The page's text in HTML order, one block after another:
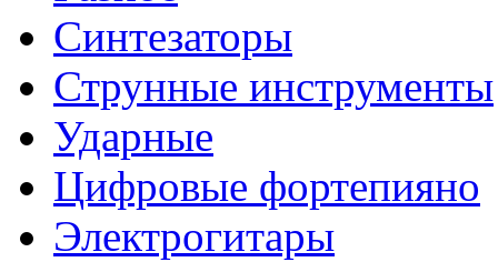
Синтезаторы
Струнные инструменты
Ударные
Цифровые фортепияно
Электрогитары